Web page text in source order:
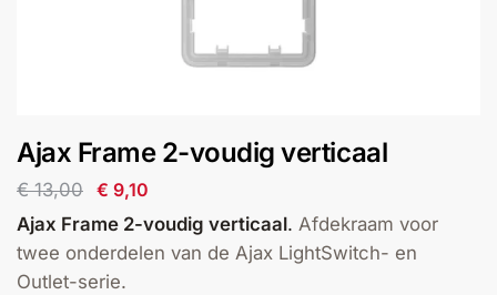
Alarmsystemen
Camera's
&
Ajax Frame 2-voudig verticaal
€13,00 € 9,10
Ajax Frame 2-voudig verticaal. Afdekraam voor
twee onderdelen van de Ajax LightSwitch- en
Outlet-serie.